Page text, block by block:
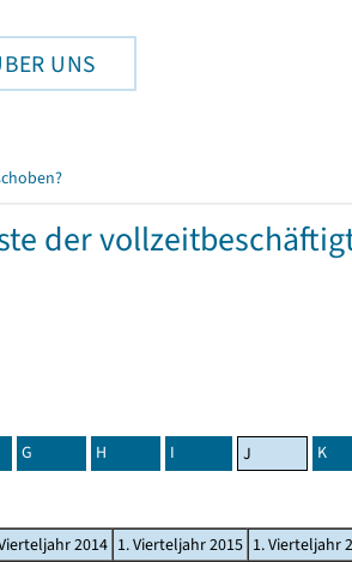
UNS
der
G H I J K
2014 1. Vierteljahr 2015 1. Vierteljahr